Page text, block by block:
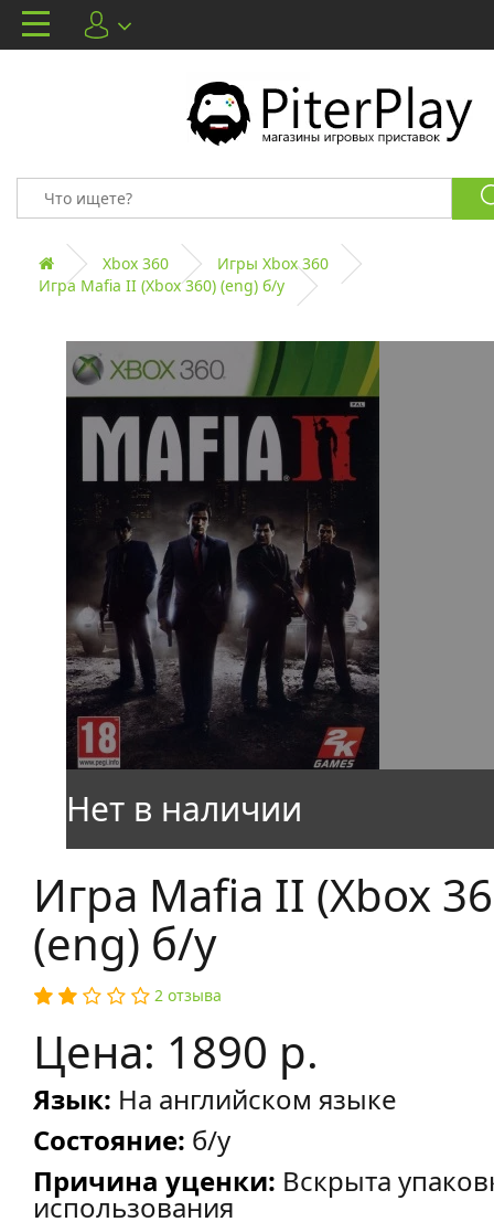
Xbox 360
Игры Xbox 360
Игра Mafia II (Xbox 360) (eng) б/у
Игра Mafia II (Xbox
(eng) б/у
2 отзыва
Цена: 1890 р.
Язык: На английском языке
Состояние: б/у
Причина уценки: Вскрыта
использования